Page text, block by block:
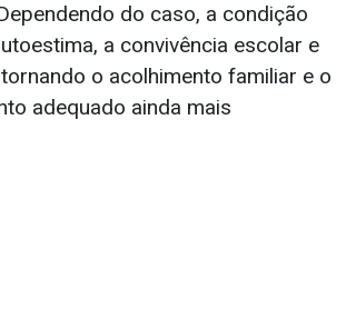
do caso, a condição
a convivência escolar e
o acolhimento familiar e o
adequado ainda mais